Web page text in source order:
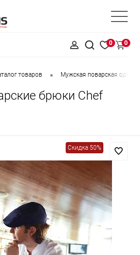
0 0
товаров • Мужская поварская одежда
брюки Chef
Скидка 50%